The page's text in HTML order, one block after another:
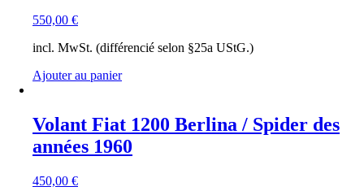
550,00 €
incl. MwSt. (différencié selon §25a UStG.)
Ajouter au panier
Volant Fiat 1200 Berlina / Spider des
années 1960
450,00 €